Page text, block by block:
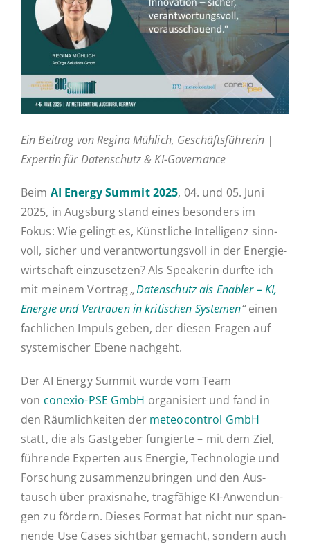
Ak­tu­el­les
Kontakt
Ein Beitrag von Regina Mühlich, Ge­schäfts­füh­re­rin |
Ex­per­tin für Daten­schutz & KI-Governance
Beim AI Energy Summit 2025, 04. und 05. Juni
2025, in Augs­burg stand eines be­son­ders im
Fokus: Wie gelingt es, Künst­li­che In­tel­li­genz sinn­
voll, sicher und ver­ant­wor­tungs­voll in der En­er­gie­
wirt­schaft ein­zu­set­zen? Als Spea­ke­rin durfte ich
mit meinem Vortrag„Daten­schutz als Enabler – KI,
Energie und Ver­trau­en in kri­ti­schen Sys­te­men“einen
fach­li­chen Impuls geben, der diesen Fragen auf
sys­te­mi­scher Ebene nachgeht.
Der AI Energy Summit wurde vom Team
von conexio-PSE GmbH or­ga­ni­siert und fand in
den Räum­lich­kei­ten der me­teo­con­trol GmbH
statt, die als Gast­ge­ber fun­gier­te – mit dem Ziel,
füh­ren­de Ex­per­ten aus Energie, Tech­no­lo­gie und
For­schung zu­sam­men­zu­brin­gen und den Aus­
tausch über pra­xis­na­he, trag­fä­hi­ge KI-An­­wen­­dun­­
gen zu fördern. Dieses Format hat nicht nur span­
nen­de Use Cases sicht­bar gemacht, sondern auch